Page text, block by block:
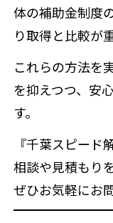
体の補助金制度
り取得と比較が
これらの方法を
を抑えつつ、安
す。
『千葉スピー
相談や見積もり
ぜひお気軽にお